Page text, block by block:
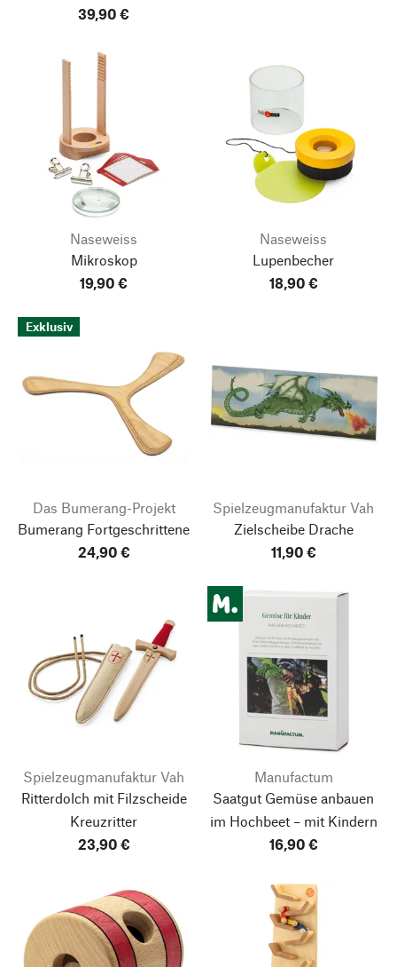
39,90 €
Naseweiss
Mikroskop
19,90 €
Naseweiss
Lupenbecher
18,90 €
Exklusiv
Das Bumerang-Projekt
Bumerang Fortgeschrittene
24,90 €
Spielzeugmanufaktur Vah
Zielscheibe Drache
11,90 €
Spielzeugmanufaktur Vah
Ritterdolch mit Filzscheide
Kreuzritter
23,90 €
Manufactum
Saatgut Gemüse anbauen
im Hochbeet – mit Kindern
16,90 €